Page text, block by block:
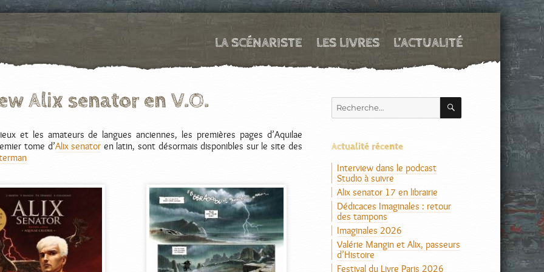
LA SCÉNARISTE LES LIVRES L’ACTUALITÉ
Alix senator en V.O.
et les amateurs de langues anciennes, les premières pages d’Aquilae
tome d’Alix senator en latin, sont désormais disponibles sur le site des
Recherche
pour :
RECHERCHE
Actualité récente
Interview dans le podcast
Studio à suivre
Alix senator 17 en librairie
Dédicaces Imaginales : retour
des tampons
Imaginales 2026
Valérie Mangin et Alix, passeurs
d’Histoire
Festival du Livre Paris 2026